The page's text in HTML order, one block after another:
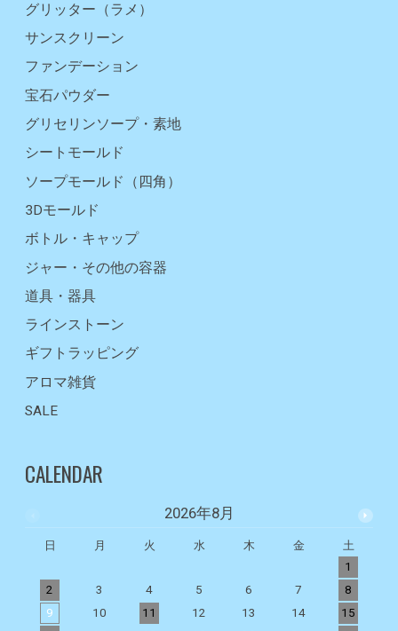
グリッター（ラメ）
サンスクリーン
ファンデーション
宝石パウダー
グリセリンソープ・素地
シートモールド
ソープモールド（四角）
3Dモールド
ボトル・キャップ
ジャー・その他の容器
道具・器具
ラインストーン
ギフトラッピング
アロマ雑貨
SALE
CALENDAR
2026年8月
日 月 火 水 木 金
土
1
2
3 4 5 6 7
8
9
10 11 12 13 14
15